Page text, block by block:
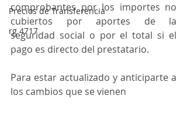
Precios de Transferencia
rg 4717
comprobantes por los importes no
cubiertos por aportes de la
seguridad social o por el total si el
pago es directo del prestatario.
Para estar actualizado y anticiparte a
los cambios que se vienen